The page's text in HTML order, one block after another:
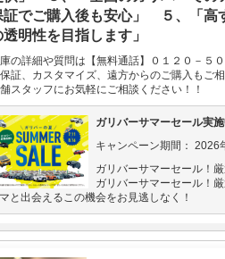
証でご購入後も安心」 ５、「高
透明性を目指します」
の詳細や質問は【無料通話】０１２０－５
証、カスタマイズ、遠方からのご購入もご
スタッフにお気軽にご相談ください！！
ガリバーサマーセール実施
キャンペーン期間： 2026
ガリバーサマーセール！
ガリバーサマーセール！
と出会えるこの機会をお見逃しなく！